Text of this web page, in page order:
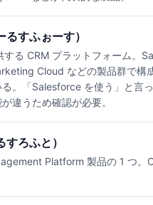
すふぉーす）
る CRM プラットフォーム。
Cloud などの製品群で構
。「Salesforce を使う」と言
違うため確認が必要。
ろふと）
Platform 製品の 1 つ。